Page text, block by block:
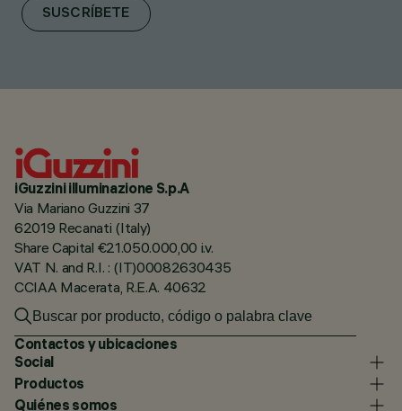
SUSCRÍBETE
iGuzzini illuminazione S.p.A
Via Mariano Guzzini 37
62019 Recanati (Italy)
Share Capital €21.050.000,00 i.v.
VAT N. and R.I. : (IT)00082630435
CCIAA Macerata, R.E.A. 40632
Contactos y ubicaciones
Social
Productos
Quiénes somos